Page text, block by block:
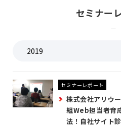
セミナー
セミナーレポート
株式会社アリウ
組Web担当者育
法！自社サイト